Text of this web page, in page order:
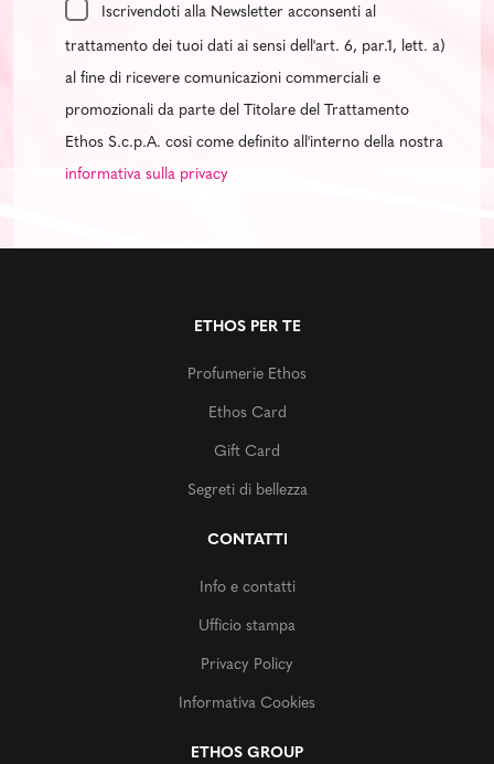
Iscrivendoti alla Newsletter acconsenti al
trattamento dei tuoi dati ai sensi dell'art. 6, par.1, lett. a)
al fine di ricevere comunicazioni commerciali e
promozionali da parte del Titolare del Trattamento
Ethos S.c.p.A. così come definito all'interno della nostra
informativa sulla privacy
ETHOS PER TE
Profumerie Ethos
Ethos Card
Gift Card
Segreti di bellezza
CONTATTI
Info e contatti
Ufficio stampa
Privacy Policy
Informativa Cookies
ETHOS GROUP